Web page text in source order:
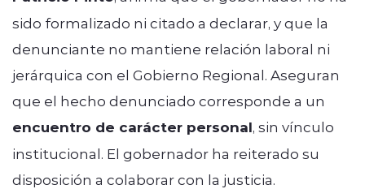
sido formalizado ni citado a declarar, y que la
denunciante no mantiene relación laboral ni
jerárquica con el Gobierno Regional. Aseguran
que el hecho denunciado corresponde a un
encuentro de carácter personal, sin vínculo
institucional. El gobernador ha reiterado su
disposición a colaborar con la justicia.